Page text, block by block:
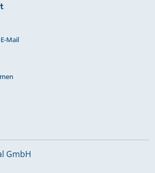
Mail
GmbH